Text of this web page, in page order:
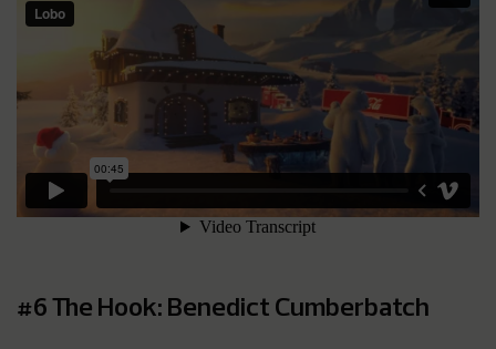
#6 The Hook: Benedict Cumberbatch